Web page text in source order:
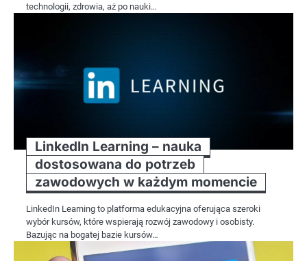
technologii, zdrowia, aż po nauki…
LinkedIn Learning – nauka
dostosowana do potrzeb
zawodowych w każdym momencie
LinkedIn Learning to platforma edukacyjna oferująca szeroki
wybór kursów, które wspierają rozwój zawodowy i osobisty.
Bazując na bogatej bazie kursów…